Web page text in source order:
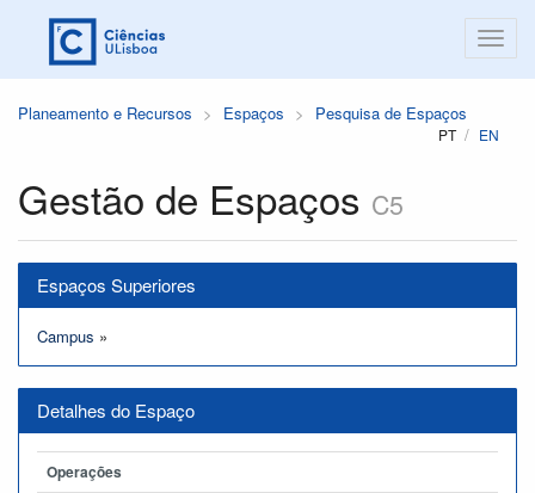
Planeamento e Recursos Espaços Pesquisa de Espaços
PT EN
Gestão de Espaços C5
Espaços Superiores
Campus »
Detalhes do Espaço
Operações